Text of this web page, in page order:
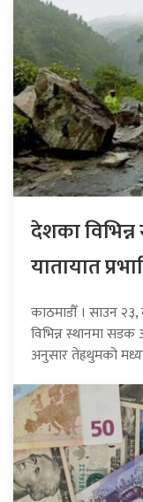
देशका
यातायात
काठमाडौँ । साउन
विभिन्न स्थानमा सडक
अनुसार तेह्रथुमको